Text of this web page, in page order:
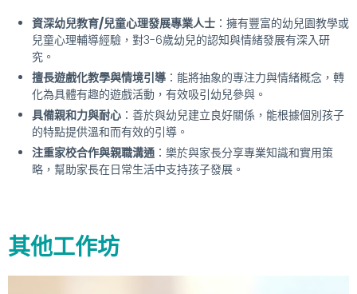
資深幼兒教育/兒童心理發展專業人士 ：擁有豐富的幼兒園教學或
兒童心理輔導經驗，對3-6歲幼兒的認知與情緒發展有深入研
究。
擅長遊戲化教學與情境引導 ：能將抽象的專注力與情緒概念，轉
化為具體有趣的遊戲活動，有效吸引幼兒參與。
具備親和力與耐心 ：善於與幼兒建立良好關係，能根據個別孩子
的特點提供溫和而有效的引導。
注重家校合作與親職溝通：樂於與家長分享專業知識和實用策
略，幫助家長在日常生活中支持孩子發展。
其他工作坊